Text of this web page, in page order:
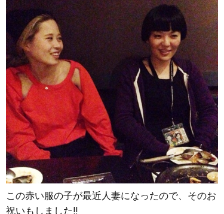
この赤い服の子が最近人妻になったので、そのお
祝いもしました‼︎